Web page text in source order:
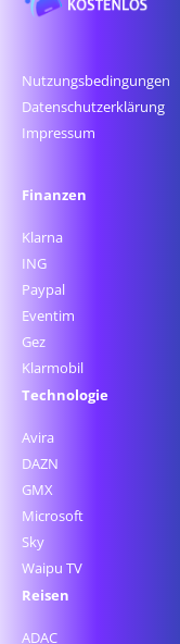
Nutzungsbedingungen
Datenschutz­erklärung
Impressum
Finanzen
Klarna
ING
Paypal
Eventim
Gez
Klarmobil
Technologie
Avira
DAZN
GMX
Microsoft
Sky
Waipu TV
Reisen
ADAC